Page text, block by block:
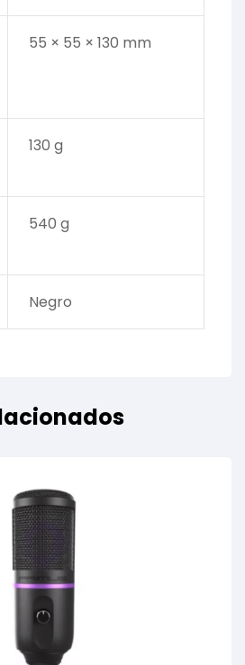
55 × 55 × 130 mm
130 g
540 g
Negro